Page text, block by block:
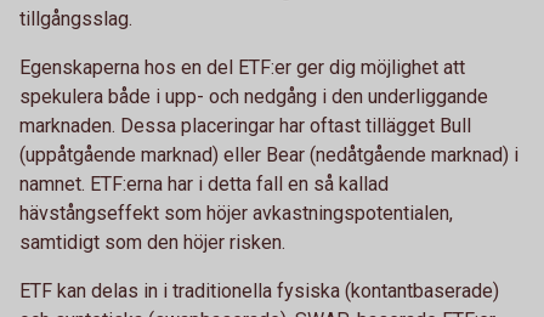
tillgångsslag.
Egenskaperna hos en del ETF:er ger dig möjlighet att
spekulera både i upp- och nedgång i den underliggande
marknaden. Dessa placeringar har oftast tillägget Bull
(uppåtgående marknad) eller Bear (nedåtgående marknad) i
namnet. ETF:erna har i detta fall en så kallad
hävstångseffekt som höjer avkastningspotentialen,
samtidigt som den höjer risken.
ETF kan delas in i traditionella fysiska (kontantbaserade)